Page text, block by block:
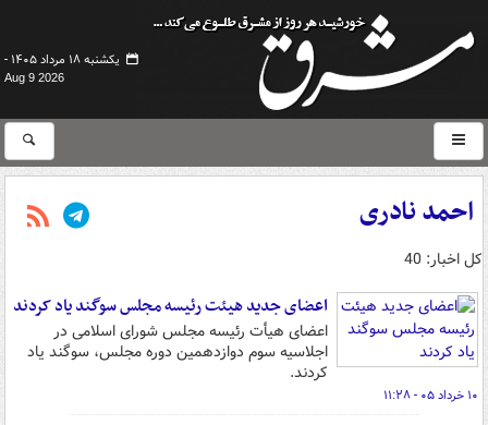
یکشنبه ۱۸ مرداد ۱۴۰۵ -
Aug 9 2026
احمد نادری
کل اخبار: 40
اعضای جدید هیئت رئیسه مجلس سوگند یاد کردند
اعضای هیأت رئیسه مجلس شورای اسلامی در
اجلاسیه سوم دوازدهمین دوره مجلس، سوگند یاد
کردند.
۱۰ خرداد ۰۵ - ۱۱:۲۸